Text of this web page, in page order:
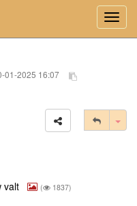
01-2025 16:07
valt ( 1837)